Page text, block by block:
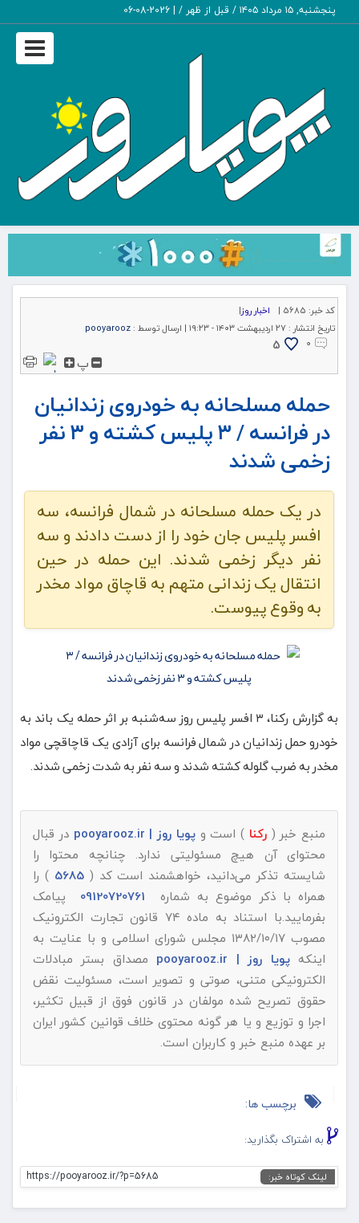
پنجشنبه, ۱۵ مرداد ۱۴۰۵ / قبل از ظهر / |
2026-08-06
Toggle
کد خبر: 5685 | اخبار روز|
تاریخ انتشار : ۲۷ اردیبهشت ۱۴۰۳ - ۱۹:۲۳ | ارسال توسط : pooyarooz
۰
5
پ
حمله مسلحانه به خودروی زندانیان
در فرانسه / ۳ پلیس کشته و ۳ نفر
زخمی شدند
در یک حمله مسلحانه در شمال فرانسه، سه
افسر پلیس جان خود را از دست دادند و سه
نفر دیگر زخمی شدند. این حمله در حین
انتقال یک زندانی متهم به قاچاق مواد مخدر
به وقوع پیوست.
به گزارش رکنا، ۳ افسر پلیس روز سه‌شنبه بر اثر حمله یک باند به
خودرو حمل زندانیان در شمال فرانسه برای آزادی یک قاچاقچی مواد
مخدر به ضرب گلوله کشته شدند و سه نفر به شدت زخمی شدند.
منبع خبر (رکنا ) است وپویا روز | pooyarooz.ir
در قبال
محتوای آن هیچ مسئولیتی ندارد. چنانچه محتوا را
شایسته تذکر می‌دانید، خواهشمند است کد ( 5685
) را
همراه با ذکر موضوع به شماره
پیامک
بفرمایید.با استناد به ماده ۷۴ قانون تجارت الکترونیک
مصوب ۱۳۸۲/۱۰/۱۷ مجلس شورای اسلامی و با عنایت به
اینکهپویا روز | pooyarooz.ir
مصداق بستر مبادلات
الکترونیکی متنی، صوتی و تصویر است، مسئولیت نقض
حقوق تصریح شده مولفان در قانون فوق از قبیل تکثیر،
اجرا و توزیع و یا هر گونه محتوی خلاف قوانین کشور ایران
بر عهده منبع خبر و کاربران است.
برچسب ها:
به اشتراک بگذارید:
لینک کوتاه خبر: https://pooyarooz.ir/?p=5685